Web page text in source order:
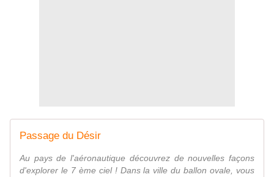
Passage du Désir
Au pays de l'aéronautique découvrez de nouvelles façons
d'explorer le 7 ème ciel ! Dans la ville du ballon ovale, vous